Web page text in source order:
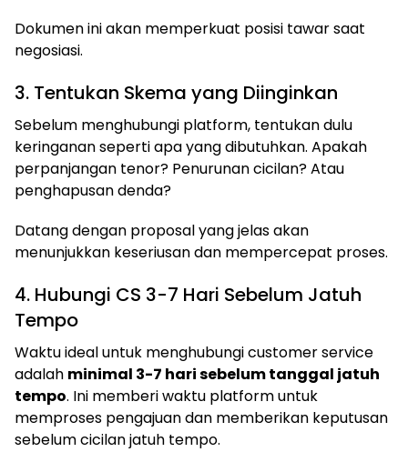
Dokumen ini akan memperkuat posisi tawar saat
negosiasi.
3. Tentukan Skema yang Diinginkan
Sebelum menghubungi platform, tentukan dulu
keringanan seperti apa yang dibutuhkan. Apakah
perpanjangan tenor? Penurunan cicilan? Atau
penghapusan denda?
Datang dengan proposal yang jelas akan
menunjukkan keseriusan dan mempercepat proses.
4. Hubungi CS 3-7 Hari Sebelum Jatuh
Tempo
Waktu ideal untuk menghubungi customer service
adalah minimal 3-7 hari sebelum tanggal jatuh
tempo. Ini memberi waktu platform untuk
memproses pengajuan dan memberikan keputusan
sebelum cicilan jatuh tempo.